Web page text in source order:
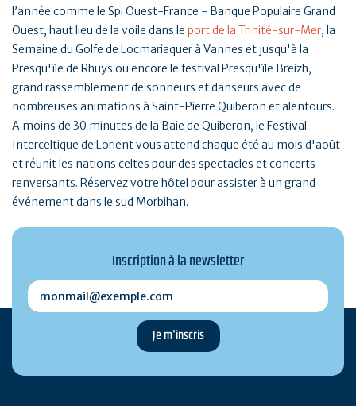
l’année comme le Spi Ouest-France - Banque Populaire Grand
Ouest, haut lieu de la voile dans le port de la Trinité-sur-Mer, la
Semaine du Golfe de Locmariaquer à Vannes et jusqu'à la
Presqu'île de Rhuys ou encore le festival Presqu'île Breizh,
grand rassemblement de sonneurs et danseurs avec de
nombreuses animations à Saint-Pierre Quiberon et alentours.
A moins de 30 minutes de la Baie de Quiberon, le Festival
Interceltique de Lorient vous attend chaque été au mois d'août
et réunit les nations celtes pour des spectacles et concerts
renversants. Réservez votre hôtel pour assister à un grand
événement dans le sud Morbihan.
Inscription à la newsletter
monmail@exemple.com